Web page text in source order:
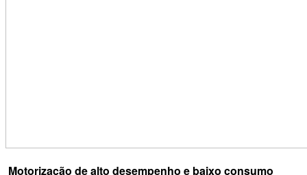
Motorização de alto desempenho e baixo consumo